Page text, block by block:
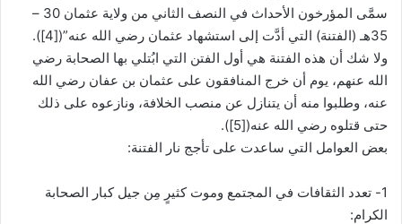
سمَّى المؤرخون الأحداث في النصف الثاني من ولاية عثمان 30 –
35هـ (الفتنة) التي أدَّت إلى استشهاد عثمان رضي الله عنه”([4]).
ولا شك أن هذه الفتنة هي أول الفتن التي ابُتلي بها الصحابة رضي
الله عنهم، يوم أن خرج المنافقون على عثمان بن عفان رضي الله
عنه، وطلبوا منه أن يتنازل عن منصب الخلافة، ونازعوه على ذلك
حتى قتلوه رضي الله عنه([5]).
بعض العوامل التي ساعدت على تأجج نار الفتنة:
1- تعدد الثقافات في المجتمع وموت كثيرٍ مِن جيل كبار الصحابة
الكرام: